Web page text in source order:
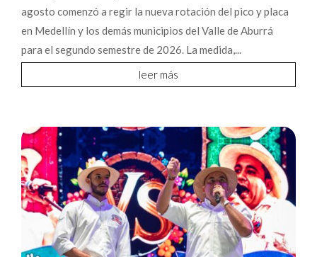
agosto comenzó a regir la nueva rotación del pico y placa
en Medellín y los demás municipios del Valle de Aburrá
para el segundo semestre de 2026. La medida,...
leer más